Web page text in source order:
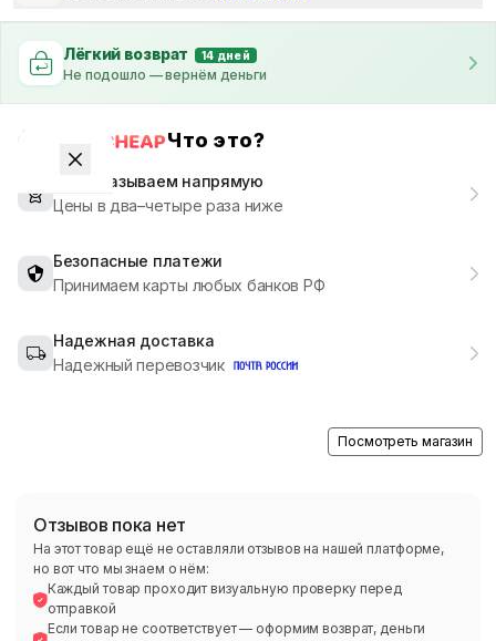
Лёгкий возврат 14 дней
Не подошло — вернём деньги
Что это?
Мы заказываем напрямую
Цены в два–четыре раза ниже
Безопасные платежи
Принимаем карты любых банков РФ
Надежная доставка
Надежный перевозчик
Посмотреть магазин
Отзывов пока нет
На этот товар ещё не оставляли отзывов на нашей платформе,
но вот что мы знаем о нём:
Каждый товар проходит визуальную проверку перед
отправкой
Если товар не соответствует — оформим возврат, деньги